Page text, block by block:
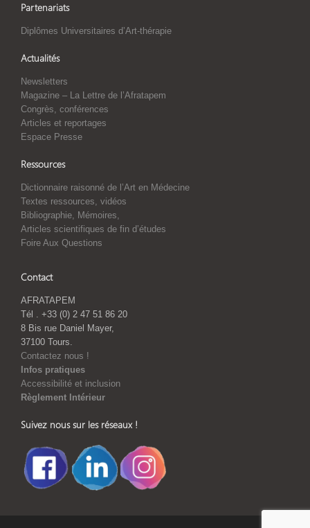
Partenariats
Diplômes Universitaires d’Art-thérapie
Actualités
Newsletters
Magazine – La Lettre de l’Afratapem
Congrès, conférences
Articles et reportages
Espace Presse
Ressources
Dictionnaire raisonné de l’Art en Médecine
Textes ressources, vidéos
Bibliographie, Mémoires,
Articles scientifiques de fin d’études
Foire Aux Questions
Contact
AFRATAPEM
Tél . +33 (0) 2 47 51 86 20
8 Bis rue Daniel Mayer,
37100 Tours.
Contactez nous !
Infos pratiques
Accessibilité et inclusion
Règlement Intérieur
Suivez nous sur les réseaux !